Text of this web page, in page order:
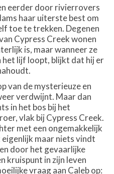
eerder door rivierrovers
haar uiterste best om
toe te trekken. Degenen
Cypress Creek wonen
is, maar wanneer ze
het lijf loopt, blijkt dat hij er
van de mysterieuze en
verdwijnt. Maar dan
in het bos bij het
vlak bij Cypress Creek.
met een ongemakkelijk
maar niets vindt
door het gevaarlijke
kruispunt in zijn leven
vraag aan Caleb op: